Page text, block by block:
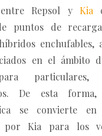
Repsol y Kia
puntos de
enchufables,
en el ámbito
particulares,
De esta
se convierte
por Kia para los